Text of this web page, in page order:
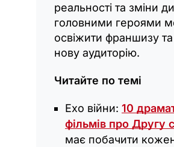
реальності та зміни
головними героями
освіжити франшизу
нову аудиторію.
Читайте по темі
Ехо війни: 10
фільмів про Другу
має побачити